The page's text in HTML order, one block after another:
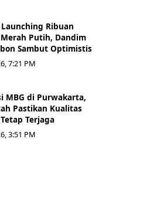
Ribuan
Putih, Dandim
Sambut Optimistis
7:21 PM
MBG di Purwakarta,
Pastikan Kualitas
Terjaga
3:51 PM